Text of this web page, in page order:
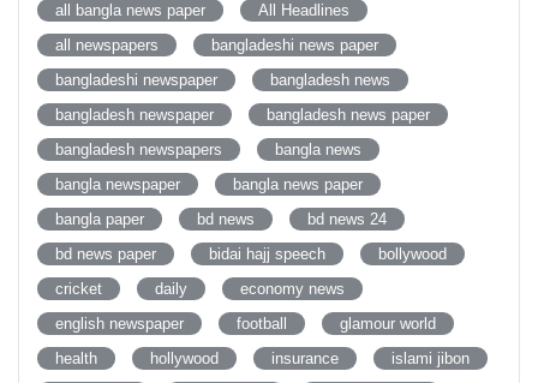
all bangla news paper
All Headlines
all newspapers
bangladeshi news paper
bangladeshi newspaper
bangladesh news
bangladesh newspaper
bangladesh news paper
bangladesh newspapers
bangla news
bangla newspaper
bangla news paper
bangla paper
bd news
bd news 24
bd news paper
bidai hajj speech
bollywood
cricket
daily
economy news
english newspaper
football
glamour world
health
hollywood insurance
islami jibon